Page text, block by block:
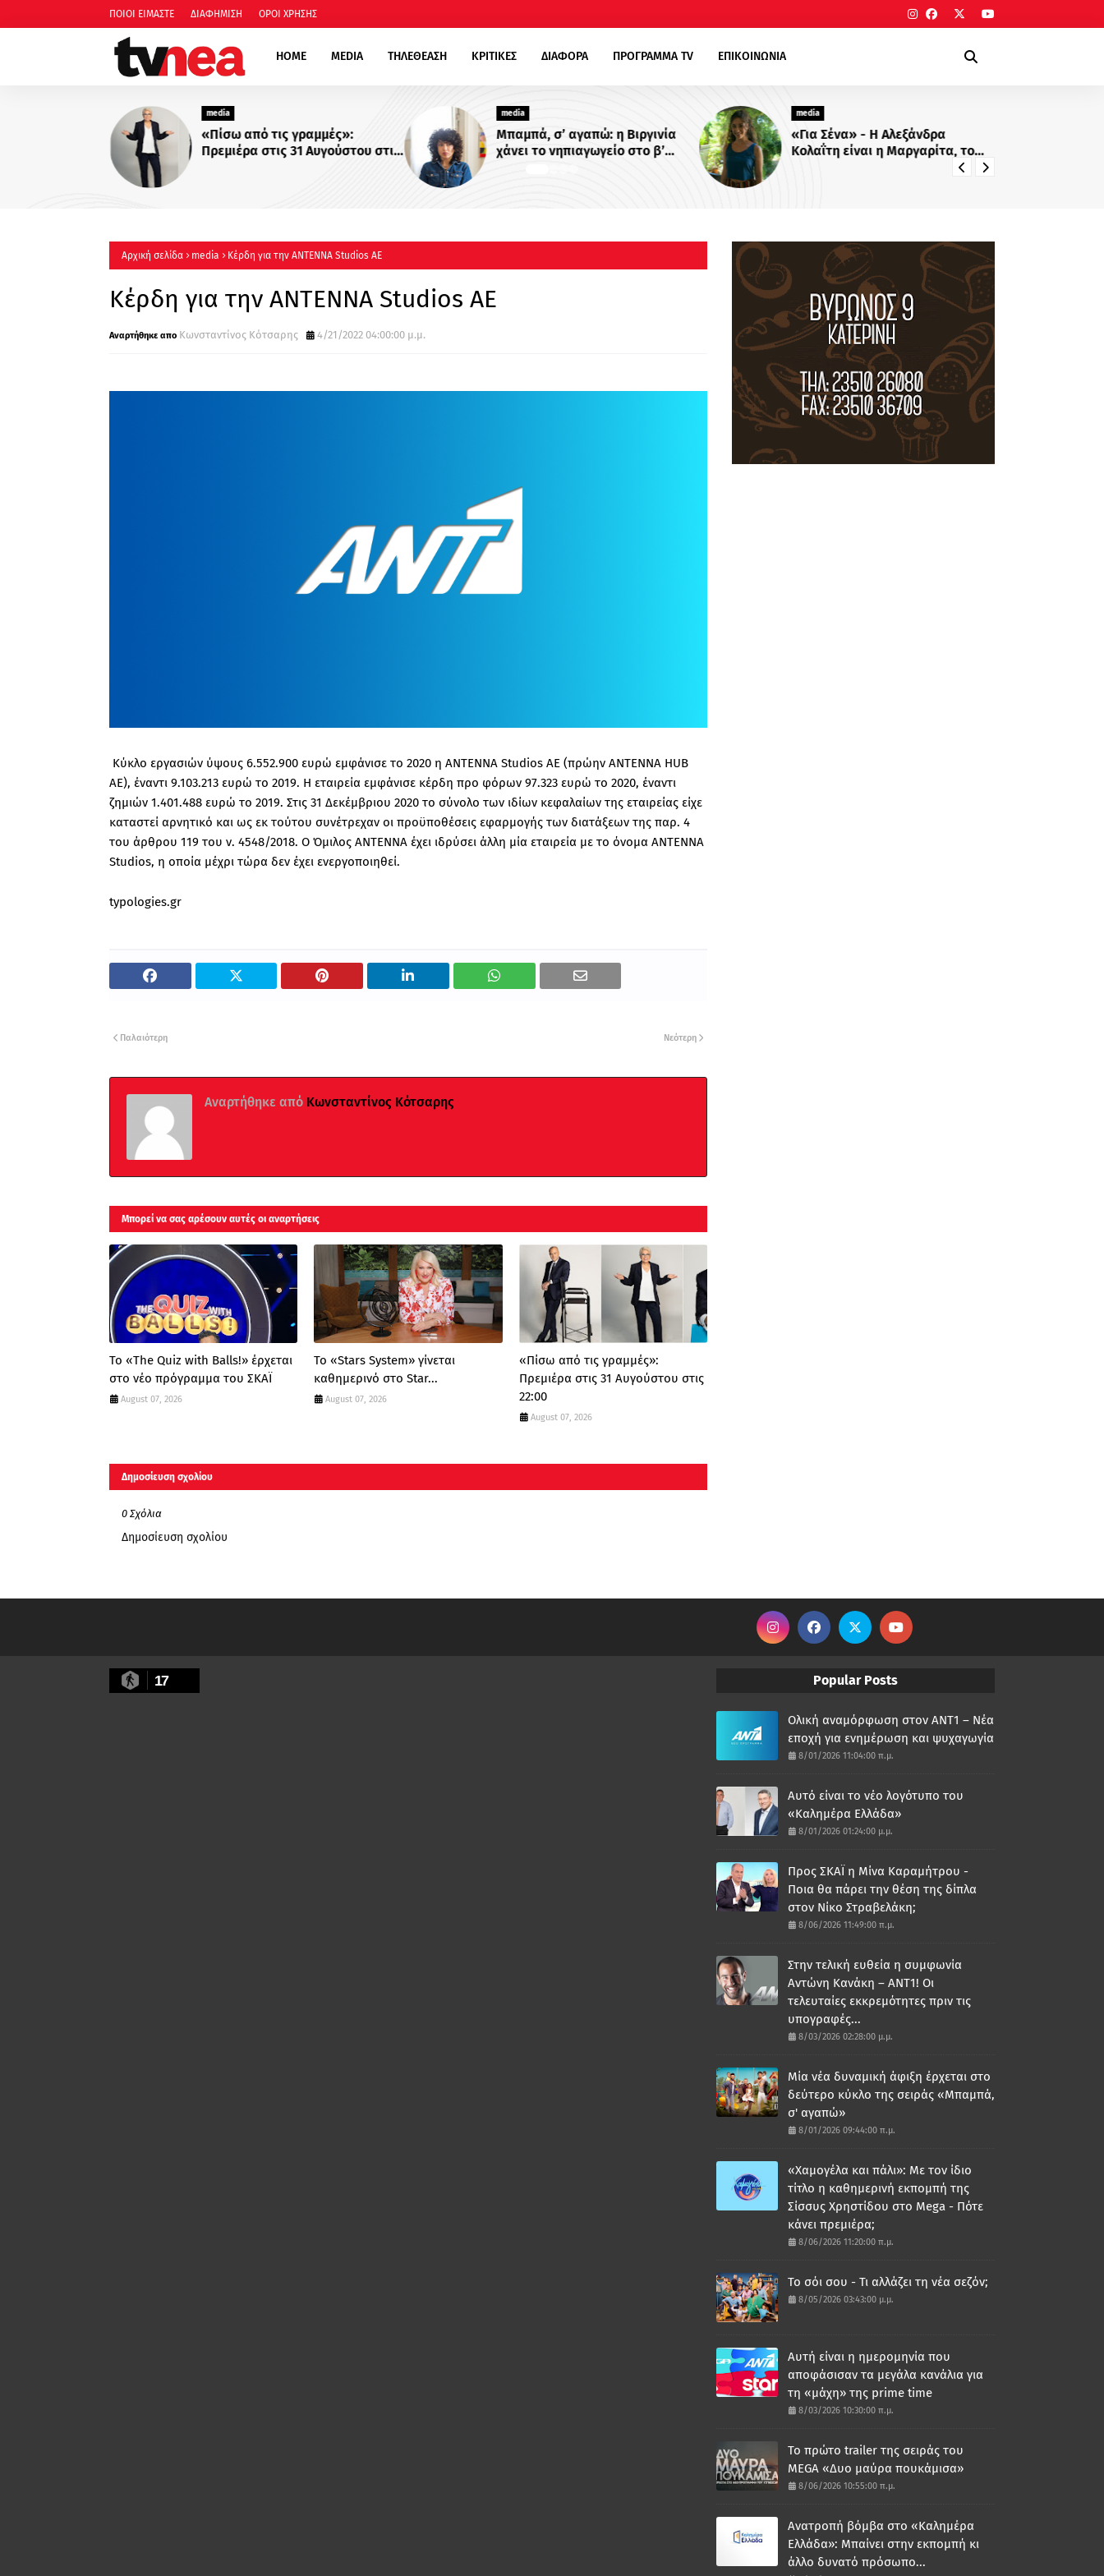
ΠΟΙΟΙ ΕΙΜΑΣΤΕ ΔΙΑΦΗΜΙΣΗ ΟΡΟΙ ΧΡΗΣΗΣ
HOME MEDIA ΤΗΛΕΘΕΑΣΗ ΚΡΙΤΙΚΕΣ ΔΙΑΦΟΡΑ ΠΡΟΓΡΑΜΜΑ TV ΕΠΙΚΟΙΝΩΝΙΑ
media
«Πίσω από τις γραμμές»:
Πρεμιέρα στις 31 Αυγούστου στις
media
Μπαμπά, σ’ αγαπώ: η Βιργινία
χάνει το νηπιαγωγείο στο β’
media
«Για Σένα» - Η Αλεξάνδρα
Κολαΐτη είναι η Μαργαρίτα, το
Αρχική σελίδα media Κέρδη για την ΑΝΤΕΝΝΑ Studios ΑΕ
Κέρδη για την ΑΝΤΕΝΝΑ Studios ΑΕ
Κωνσταντίνος Κότσαρης 4/21/2022 04:00:00 μ.μ.
Κύκλο εργασιών ύψους 6.552.900 ευρώ εμφάνισε το 2020 η ΑΝΤΕΝΝΑ Studios ΑΕ (πρώην ΑΝΤΕΝΝΑ HUB
AE), έναντι 9.103.213 ευρώ το 2019. Η εταιρεία εμφάνισε κέρδη προ φόρων 97.323 ευρώ το 2020, έναντι
ζημιών 1.401.488 ευρώ το 2019. Στις 31 Δεκέμβριου 2020 το σύνολο των ιδίων κεφαλαίων της εταιρείας είχε
καταστεί αρνητικό και ως εκ τούτου συνέτρεχαν οι προϋποθέσεις εφαρμογής των διατάξεων της παρ. 4
του άρθρου 119 του ν. 4548/2018. Ο Όμιλος ΑΝΤΕΝΝΑ έχει ιδρύσει άλλη μία εταιρεία με το όνομα ΑΝΤΕΝΝΑ
Studios, η οποία μέχρι τώρα δεν έχει ενεργοποιηθεί.
typologies.gr
Νεότερη
Παλαιότερη
Αναρτήθηκε από Κωνσταντίνος Κότσαρης
Μπορεί να σας αρέσουν αυτές οι αναρτήσεις
Το «The Quiz with Balls!» έρχεται
στο νέο πρόγραμμα του ΣΚΑΪ
August 07, 2026
Το «Stars System» γίνεται
καθημερινό στο Star...
August 07, 2026
«Πίσω από τις γραμμές»:
Πρεμιέρα στις 31 Αυγούστου στις
22:00
August 07, 2026
Δημοσίευση σχολίου
0 Σχόλια
Δημοσίευση σχολίου
17 Popular Posts
Ολική αναμόρφωση στον ΑΝΤ1 – Νέα
εποχή για ενημέρωση και ψυχαγωγία
8/01/2026 11:04:00 π.μ.
Αυτό είναι το νέο λογότυπο του
«Καλημέρα Ελλάδα»
8/01/2026 01:24:00 μ.μ.
Προς ΣΚΑΪ η Μίνα Καραμήτρου -
Ποια θα πάρει την θέση της δίπλα
στον Νίκο Στραβελάκη;
8/06/2026 11:49:00 π.μ.
Στην τελική ευθεία η συμφωνία
Αντώνη Κανάκη – ΑΝΤ1! Οι
τελευταίες εκκρεμότητες πριν τις
υπογραφές...
8/03/2026 02:28:00 μ.μ.
Μία νέα δυναμική άφιξη έρχεται στο
δεύτερο κύκλο της σειράς «Μπαμπά,
σ' αγαπώ»
8/01/2026 09:44:00 π.μ.
«Χαμογέλα και πάλι»: Με τον ίδιο
τίτλο η καθημερινή εκπομπή της
Σίσσυς Χρηστίδου στο Mega - Πότε
κάνει πρεμιέρα;
8/06/2026 11:20:00 π.μ.
Το σόι σου - Τι αλλάζει τη νέα σεζόν;
8/05/2026 03:43:00 μ.μ.
Αυτή είναι η ημερομηνία που
αποφάσισαν τα μεγάλα κανάλια για
τη «μάχη» της prime time
8/03/2026 10:30:00 π.μ.
Το πρώτο trailer της σειράς του
MEGA «Δυο μαύρα πουκάμισα»
8/06/2026 10:55:00 π.μ.
Ανατροπή βόμβα στο «Καλημέρα
Ελλάδα»: Μπαίνει στην εκπομπή κι
άλλο δυνατό πρόσωπο...